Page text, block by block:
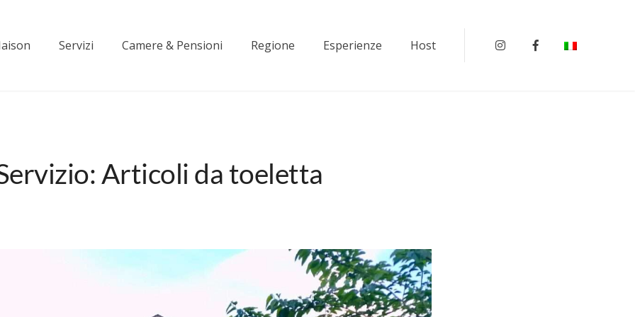
Servizi Camere & Pensioni Regione Esperienze Host InstagramFacebook
Articoli da toeletta